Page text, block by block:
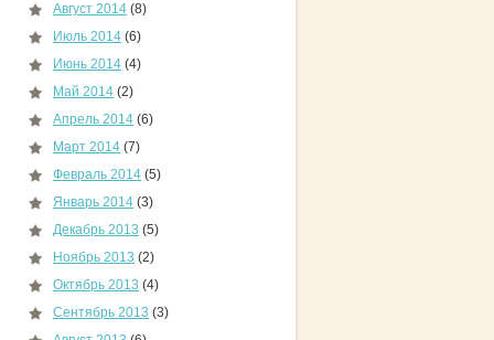
Август 2014 (8)
Июль 2014 (6)
Июнь 2014 (4)
Май 2014 (2)
Апрель 2014 (6)
Март 2014 (7)
Февраль 2014 (5)
Январь 2014 (3)
Декабрь 2013 (5)
Ноябрь 2013 (2)
Октябрь 2013 (4)
Сентябрь 2013 (3)